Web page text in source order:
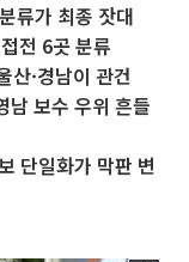
류가 최종 잣대
전 6곳 분류
산·경남이 관건
보수 우위 흔들
단일화가 막판 변